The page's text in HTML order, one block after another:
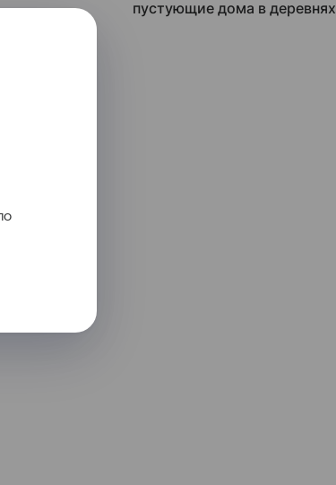
пустующие дома в деревнях